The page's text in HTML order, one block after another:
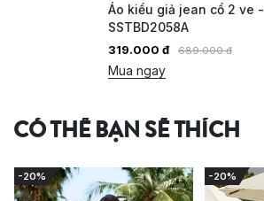
Áo kiểu giả jean cổ 2 ve -
SSTBD2058A
319.000 đ 689.000 đ
Mua ngay
CÓ THỂ BẠN SẼ THÍCH
-20% -20%